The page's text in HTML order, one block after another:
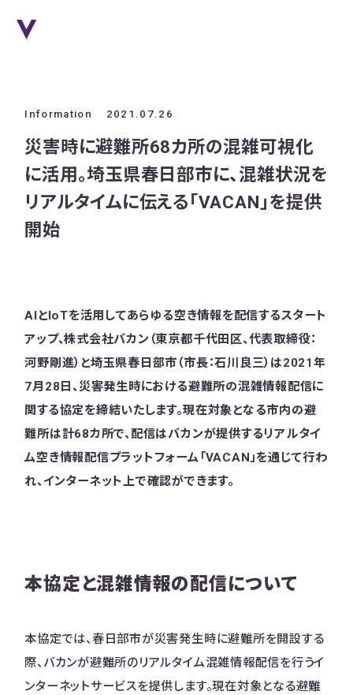
Information 2021.07.26
災害時に避難所68カ所の混雑可視化
に活用。埼玉県春日部市に、混雑状況を
リアルタイムに伝える「VACAN」を提供
開始
AIとIoTを活用してあらゆる空き情報を配信するスタート
アップ、株式会社バカン（東京都千代田区、代表取締役：
河野剛進）と埼玉県春日部市（市長：石川良三）は2021年
7月28日、災害発生時における避難所の混雑情報配信に
関する協定を締結いたします。現在対象となる市内の避
難所は計68カ所で、配信はバカンが提供するリアルタイ
ム空き情報配信プラットフォーム「VACAN」を通じて行わ
れ、インターネット上で確認ができます。
本協定と混雑情報の配信について
本協定では、春日部市が災害発生時に避難所を開設する
際、バカンが避難所のリアルタイム混雑情報配信を行うイ
ンターネットサービスを提供します。現在対象となる避難